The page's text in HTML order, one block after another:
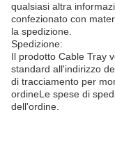
qualsiasi altra
confezionato con
la spedizione.
Spedizione:
Il prodotto Cable Tray
standard all'indirizzo
di tracciamento per
ordineLe spese di
dell'ordine.